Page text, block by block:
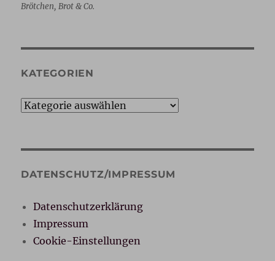
Brötchen, Brot & Co.
KATEGORIEN
Kategorien
DATENSCHUTZ/IMPRESSUM
Datenschutzerklärung
Impressum
Cookie-Einstellungen